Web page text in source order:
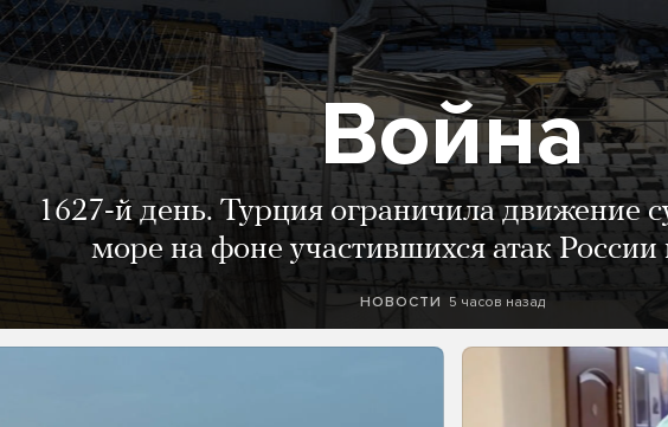
Война
1627-й день. Турция ограничила движение
море на фоне участившихся атак
НОВОСТИ 5 часов назад